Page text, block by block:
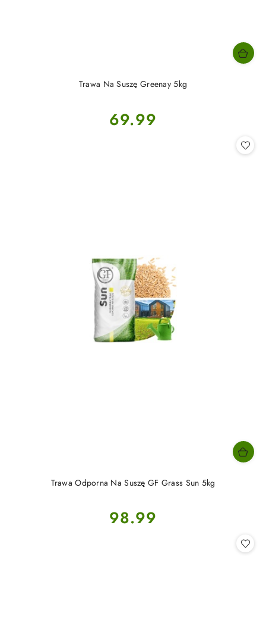
Trawa Na Suszę Greenay 5kg
Cena:
69.99
Trawa Odporna Na Suszę GF Grass Sun 5kg
Cena:
98.99